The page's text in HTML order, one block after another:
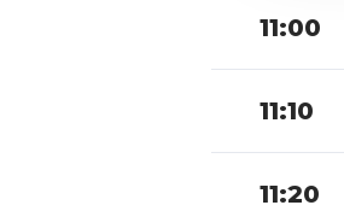
11:00
11:10
11:20